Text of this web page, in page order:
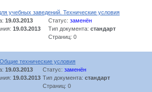
учебных заведений. Технические условия
19.03.2013 Статус: заменён
19.03.2013 Тип документа: стандарт
Страниц: 0
технические условия
19.03.2013 Статус: заменён
19.03.2013 Тип документа: стандарт
Страниц: 0